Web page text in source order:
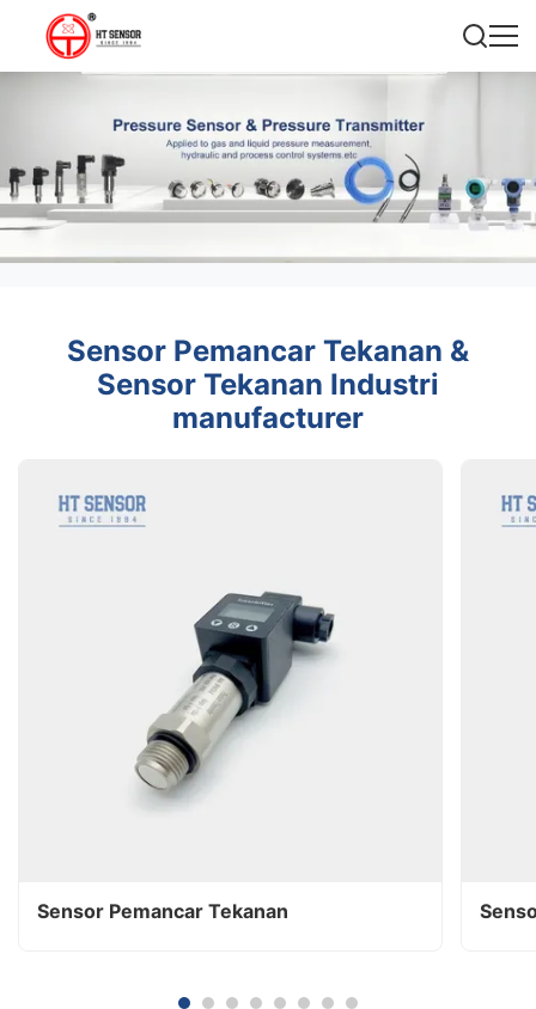
Sensor Pemancar Tekanan &
Sensor Tekanan Industri
manufacturer
Sensor Pemancar Tekanan